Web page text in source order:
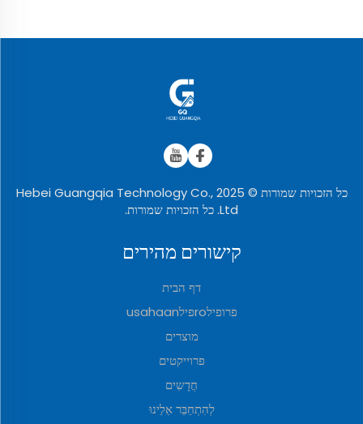
כל הזכויות שמורות © 2025 Hebei Guangqia Technology Co.,
Ltd. כל הזכויות שמורות.
קישורים מהירים
דף הבית
פרופילroפילusahaan
מוצרים
פרוייקטים
חֲדָשִים
לְהִתְחַבֵּר אֵלֵינוּ